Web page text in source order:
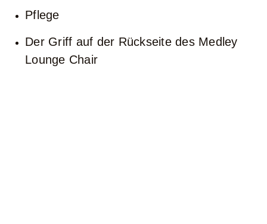
Pflege
Der Griff auf der Rückseite des Medley
Lounge Chair